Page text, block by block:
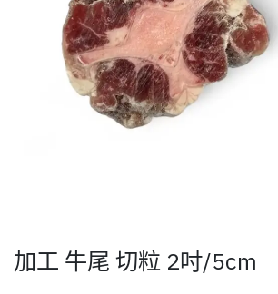
加工 牛尾 切粒 2吋/5cm